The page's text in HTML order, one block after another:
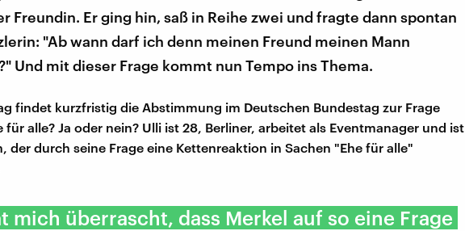
Freundin. Er ging hin, saß in Reihe zwei und fragte dann spontan
"Ab wann darf ich denn meinen Freund meinen Mann
Und mit dieser Frage kommt nun Tempo ins Thema.
findet kurzfristig die Abstimmung im Deutschen Bundestag zur Frage
für alle? Ja oder nein? Ulli ist 28, Berliner, arbeitet als Eventmanager und ist
der durch seine Frage eine Kettenreaktion in Sachen "Ehe für alle"
mich überrascht, dass Merkel auf so eine Frage